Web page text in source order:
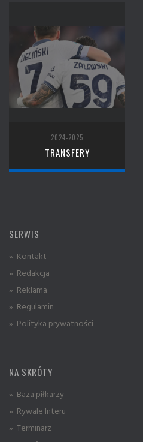
2024-2025
TRANSFERY
SERWIS
» Kontakt
» Redakcja
» Reklama
» Regulamin
» Polityka prywatności
NA SKRÓTY
» Baza piłkarzy
» Rywale Interu
» Terminarz